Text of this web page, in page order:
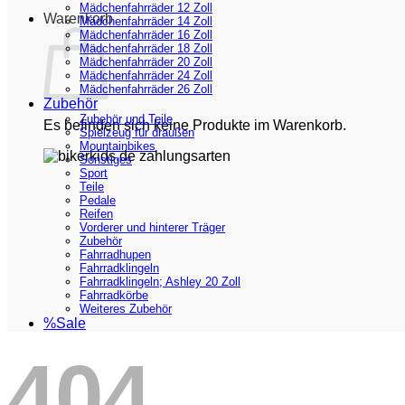
Warenkorb
Es befinden sich keine Produkte im Warenkorb.
Mädchenfahrräder 12 Zoll
Mädchenfahrräder 14 Zoll
Mädchenfahrräder 16 Zoll
Mädchenfahrräder 18 Zoll
Mädchenfahrräder 20 Zoll
Mädchenfahrräder 24 Zoll
Mädchenfahrräder 26 Zoll
Zubehör
Zubehör und Teile
Spielzeug für draußen
Mountainbikes
Sonstiges
Sport
Teile
Pedale
Reifen
Vorderer und hinterer Träger
Zubehör
Fahrradhupen
Fahrradklingeln
Fahrradklingeln; Ashley 20 Zoll
Fahrradkörbe
Weiteres Zubehör
%Sale